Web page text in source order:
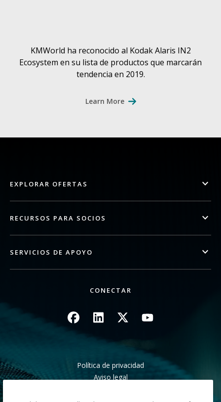
KMWorld ha reconocido al Kodak Alaris IN2
Ecosystem en su lista de productos que marcarán
tendencia en 2019.
Learn More
EXPLORAR OFERTAS
RECURSOS PARA SOCIOS
SERVICIOS DE APOYO
CONECTAR
ImagenImagenImagenImagen
Política de privacidad
Aviso legal